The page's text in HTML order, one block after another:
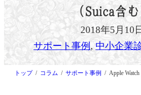
（Suica含む
2018年5月10
サポート事例 , 中小企業
トップ コラム サポート事例 Apple